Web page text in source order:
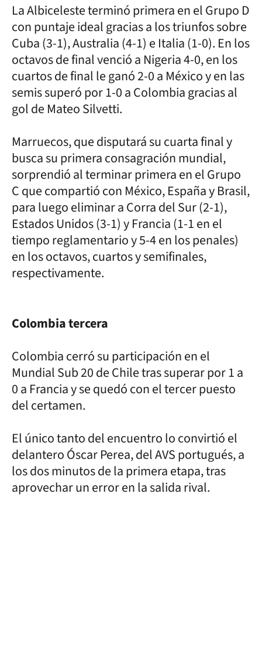
La Albiceleste terminó primera en el Grupo D
con puntaje ideal gracias a los triunfos sobre
Cuba (3-1), Australia (4-1) e Italia (1-0). En los
octavos de final venció a Nigeria 4-0, en los
cuartos de final le ganó 2-0 a México y en las
semis superó por 1-0 a Colombia gracias al
gol de Mateo Silvetti.
Marruecos, que disputará su cuarta final y
busca su primera consagración mundial,
sorprendió al terminar primera en el Grupo
C que compartió con México, España y Brasil,
para luego eliminar a Corra del Sur (2-1),
Estados Unidos (3-1) y Francia (1-1 en el
tiempo reglamentario y 5-4 en los penales)
en los octavos, cuartos y semifinales,
respectivamente.
Colombia tercera
Colombia cerró su participación en el
Mundial Sub 20 de Chile tras superar por 1 a
0 a Francia y se quedó con el tercer puesto
del certamen.
El único tanto del encuentro lo convirtió el
delantero Óscar Perea, del AVS portugués, a
los dos minutos de la primera etapa, tras
aprovechar un error en la salida rival.